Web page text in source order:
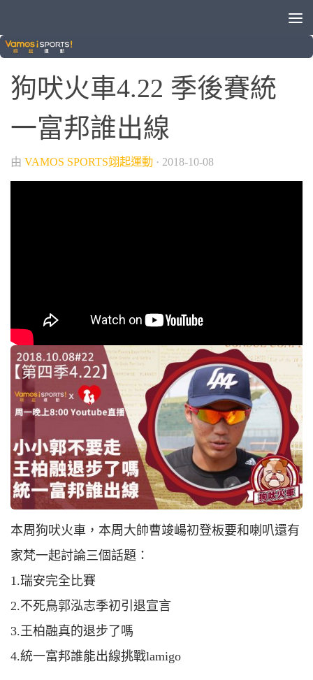
VAMOS自製節目
狗吠火車4.22 季後賽統
一富邦誰出線
由 VAMOS SPORTS翊起運動 · 2018-10-08
本周狗吠火車，本周大帥曹竣崵初登板要和喇叭還有
家梵一起討論三個話題：
1.瑞安完全比賽
2.不死鳥郭泓志季初引退宣言
3.王柏融真的退步了嗎
4.統一富邦誰能出線挑戰lamigo